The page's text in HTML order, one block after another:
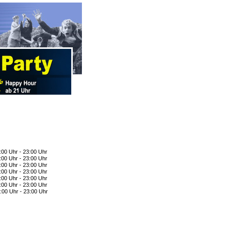
Uhr - 23:00 Uhr
Uhr - 23:00 Uhr
Uhr - 23:00 Uhr
Uhr - 23:00 Uhr
Uhr - 23:00 Uhr
Uhr - 23:00 Uhr
Uhr - 23:00 Uhr